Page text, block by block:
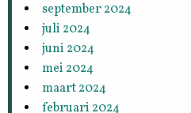
september 2024
juli 2024
juni 2024
mei 2024
maart 2024
februari 2024